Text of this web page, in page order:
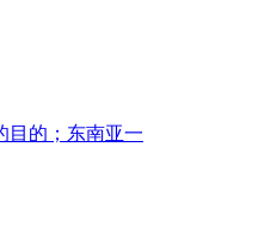
目的；东南亚一